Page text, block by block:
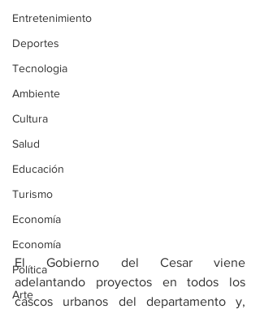
Entretenimiento
Deportes
Tecnologia
Ambiente
Cultura
Salud
Educación
Turismo
Economía
Economía
Política
Arte
El Gobierno del Cesar viene
adelantando proyectos en todos los
cascos urbanos del departamento y,